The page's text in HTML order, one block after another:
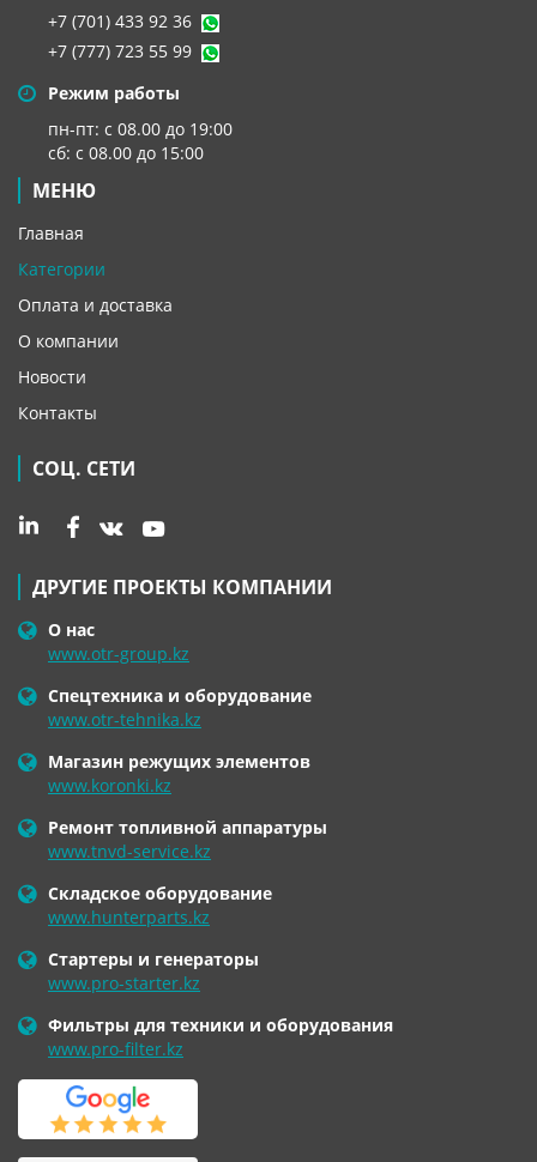
+7 (701) 433 92 36
+7 (777) 723 55 99
Режим работы
пн-пт: с 08.00 до 19:00
сб: с 08.00 до 15:00
МЕНЮ
Главная
Категории
Оплата и доставка
О компании
Новости
Контакты
СОЦ. СЕТИ
ДРУГИЕ ПРОЕКТЫ КОМПАНИИ
О нас
www.otr-group.kz
Спецтехника и оборудование
www.otr-tehnika.kz
Магазин режущих элементов
www.koronki.kz
Ремонт топливной аппаратуры
www.tnvd-service.kz
Складское оборудование
www.hunterparts.kz
Стартеры и генераторы
www.pro-starter.kz
Фильтры для техники и оборудования
www.pro-filter.kz